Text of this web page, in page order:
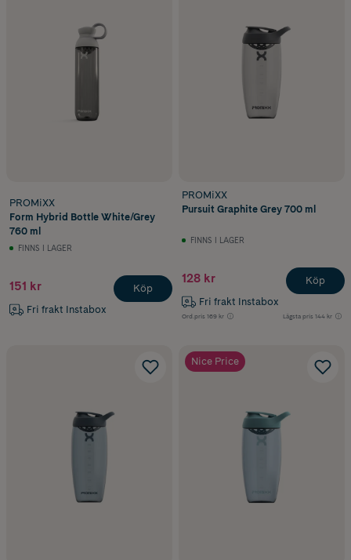
PROMiXX
Form Hybrid Bottle White/Grey
760 ml
FINNS I LAGER
151 kr
Fri frakt Instabox
Köp
PROMiXX
Pursuit Graphite Grey 700 ml
FINNS I LAGER
128 kr
Fri frakt Instabox
Ord.pris 169 kr Lägsta pris 144 kr
Köp
Nice Price